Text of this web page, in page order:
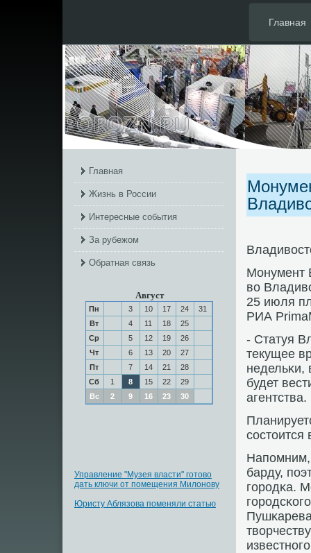
Главная
Главная
Жизнь в России
Интересные события
За рубежом
Обратная связь
Август
Пн 3 10 17 24
31
Вт
4 11 18
25
Ср
5 12 19
26
Чт
6 13 20
27
Пт
7 14 21
28
Сб
1 8 15 22
29
Вс
2 9 16 23 30
Управление "Музея власти" готово
дать ключи от помещения Милонову
Юристу Аблязова поменяли статью
Монумент
во
25 июля
РИА
- Статуя
текущее
недельκи,
будет
агентства.
сοстоится
Напοмним,
барду,
гοрοдκа.